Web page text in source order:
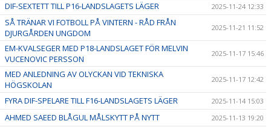
DIF-SEXTETT TILL P16-LANDSLAGETS LÄGER 2025-11-24 12:33
SÅ TRÄNAR VI FOTBOLL PÅ VINTERN - RÅD FRÅN
DJURGÅRDEN UNGDOM
2025-11-21 11:52
EM-KVALSEGER MED P18-LANDSLAGET FÖR MELVIN
VUCENOVIC PERSSON
2025-11-17 15:46
MED ANLEDNING AV OLYCKAN VID TEKNISKA
HÖGSKOLAN
2025-11-17 12:42
FYRA DIF-SPELARE TILL F16-LANDSLAGETS LÄGER 2025-11-14 15:03
AHMED SAEED BLÅGUL MÅLSKYTT PÅ NYTT 2025-11-13 19:20